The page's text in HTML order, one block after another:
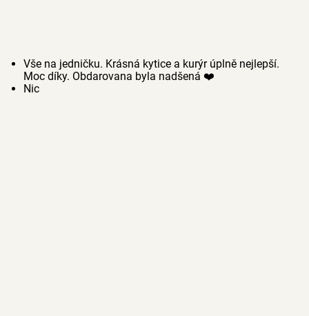
Vše na jedničku. Krásná kytice a kurýr úplně nejlepší.
Moc díky. Obdarovana byla nadšená ❤️
Nic